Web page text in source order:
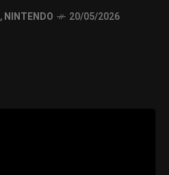
,NINTENDO 20/05/2026